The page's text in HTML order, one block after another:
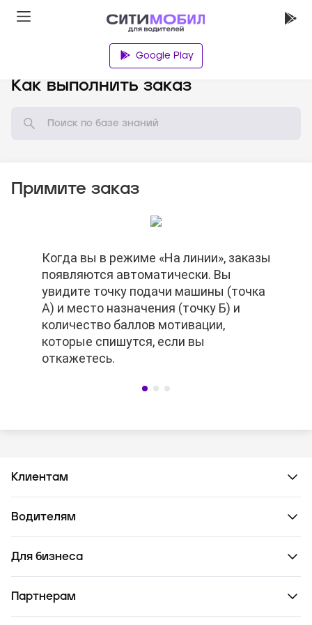
Google Play
Как выполнить заказ
Примите заказ
Нажмите на кнопку «Маршрут» и
выберите ваш любимый навигатор.
Когда вы в режиме «На линии», заказы
появляются автоматически. Вы
увидите точку подачи машины (точка
А) и место назначения (точку Б) и
количество баллов мотивации,
которые спишутся, если вы
откажетесь.
Нажмите на кнопку «Принять заказ»
Нажмите на кнопку «Маршрут» и
выберите ваш любимый навигатор.
Когда вы в режиме «На линии», заказы
появляются автоматически. Вы
увидите точку подачи машины (точка
А) и место назначения (точку Б) и
количество баллов мотивации,
которые спишутся, если вы
откажетесь.
Клиентам
Водителям
Для бизнеса
Партнерам